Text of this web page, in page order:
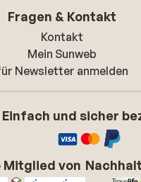
Fragen & Kontakt
Kontakt
Mein Sunweb
Newsletter anmelden
Einfach und sicher
Mitglied von